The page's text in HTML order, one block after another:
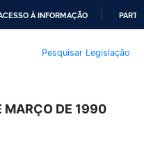
À INFORMAÇÃO
Pesquisar Legislação
MARÇO DE 1990